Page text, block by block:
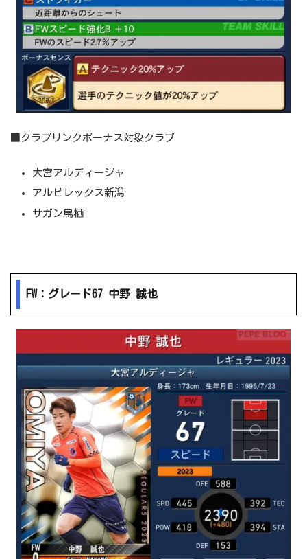
■クラブリンクボーナス対象クラブ
大宮アルディージャ
アルビレックス新潟
サガン鳥栖
FW：グレード67 中野 誠也